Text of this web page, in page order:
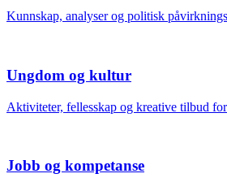
Kunnskap, analyser og politisk
Ungdom og kultur
Aktiviteter, fellesskap og kreative tilbud
Jobb og kompetanse